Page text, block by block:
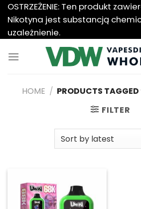
Przewiń
do
zawartości
OSTRZEŻENIE: Ten produkt
Nikotyna jest substancją
uzależnienie.
HOME / PRODUCTS TAGGED
FILTER